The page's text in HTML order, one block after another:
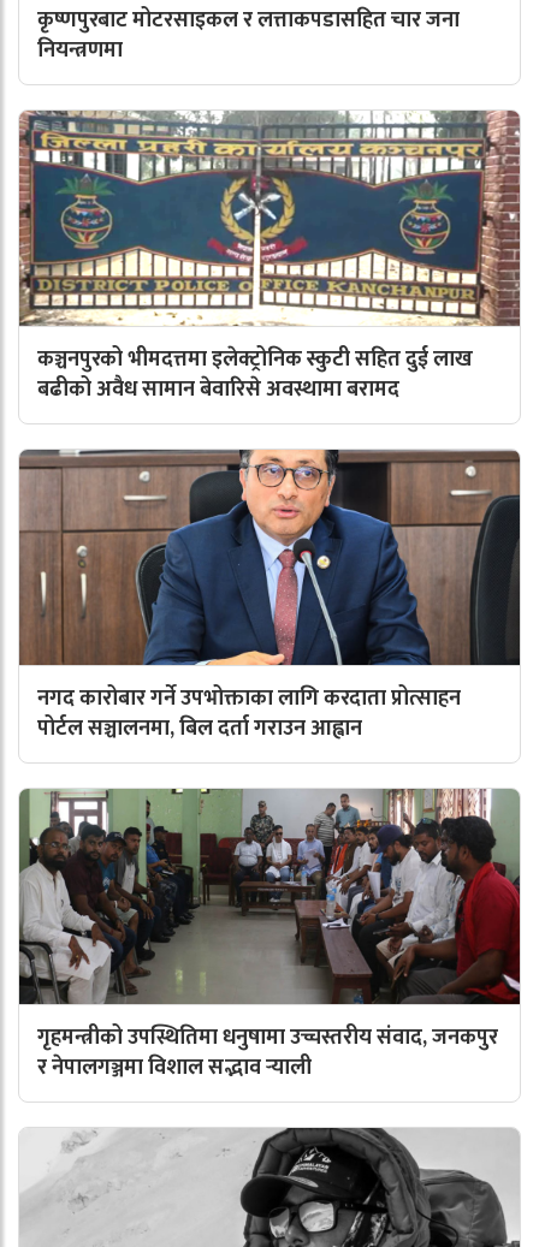
कृष्णपुरबाट मोटरसाइकल र लत्ताकपडासहित चार जना
नियन्त्रणमा
कञ्चनपुरको भीमदत्तमा इलेक्ट्रोनिक स्कुटी सहित दुई लाख
बढीको अवैध सामान बेवारिसे अवस्थामा बरामद
नगद कारोबार गर्ने उपभोक्ताका लागि करदाता प्रोत्साहन
पोर्टल सञ्चालनमा, बिल दर्ता गराउन आह्वान
गृहमन्त्रीको उपस्थितिमा धनुषामा उच्चस्तरीय संवाद, जनकपुर
र नेपालगञ्जमा विशाल सद्भाव र्‍याली